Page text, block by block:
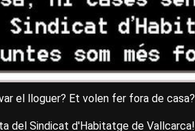
el lloguer? Et volen fer fora de casa?
del Sindicat d'Habitatge de Vallcarca!